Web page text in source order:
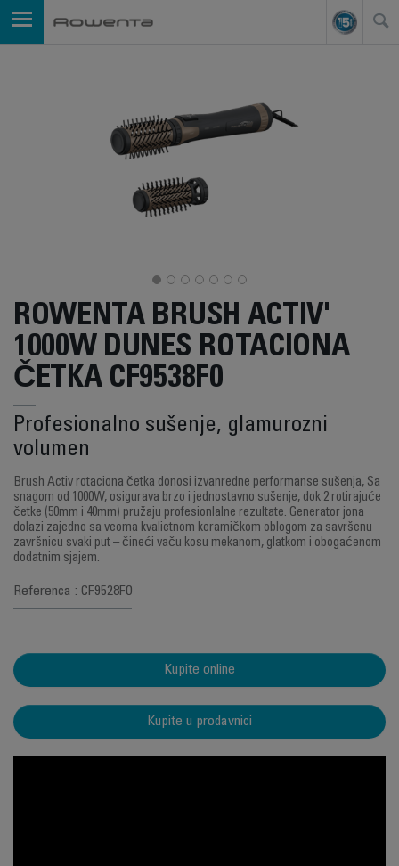
ROWENTA BRUSH ACTIV'
1000W DUNES ROTACIONA
ČETKA CF9538F0
Profesionalno sušenje, glamurozni
volumen
Brush Activ rotaciona četka donosi izvanredne performanse sušenja, Sa
snagom od 1000W, osigurava brzo i jednostavno sušenje, dok 2 rotirajuće
četke (50mm i 40mm) pružaju profesionlalne rezultate. Generator jona
dolazi zajedno sa veoma kvalietnom keramičkom oblogom za savršenu
završnicu svaki put – čineći vaču kosu mekanom, glatkom i obogaćenom
dodatnim sjajem.
Referenca : CF9528F0
Kupite online
Kupite u prodavnici